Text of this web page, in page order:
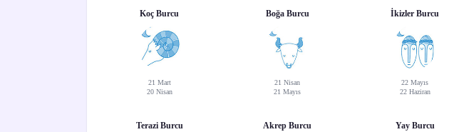
Koç Burcu
21 Mart
20 Nisan
Boğa Burcu
21 Nisan
21 Mayıs
İkizler Burcu
22 Mayıs
22 Haziran
Terazi Burcu Akrep Burcu Yay Burcu